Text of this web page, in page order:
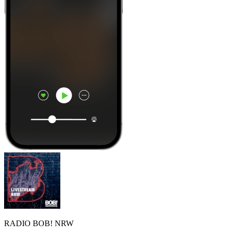
RADIO BOB! NRW